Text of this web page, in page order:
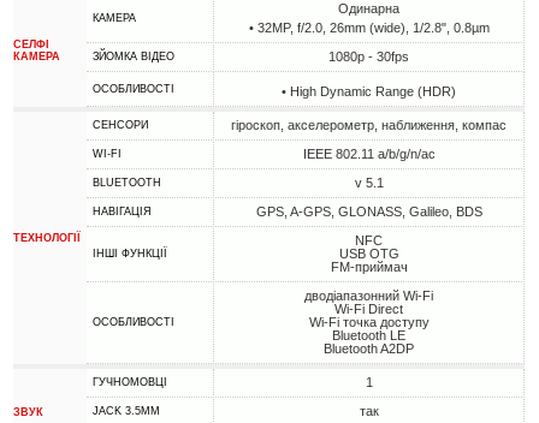
СЕЛФІ
КАМЕРА
КАМЕРА
Одинарна
• 32MP, f/2.0, 26mm (wide), 1/2.8", 0.8µm
ЗЙОМКА ВІДЕО 1080p - 30fps
ОСОБЛИВОСТІ • High Dynamic Range (HDR)
ТЕХНОЛОГІЇ
СЕНСОРИ гіроскоп, акселерометр, наближення, компас
WI-FI IEEE 802.11 a/b/g/n/ac
BLUETOOTH v 5.1
НАВІГАЦІЯ GPS, A-GPS, GLONASS, Galileo, BDS
ІНШІ ФУНКЦІЇ
NFC
USB OTG
FM-приймач
ОСОБЛИВОСТІ
дводіапазонний Wi-Fi
Wi-Fi Direct
Wi-Fi точка доступу
Bluetooth LE
Bluetooth A2DP
ЗВУК
ГУЧНОМОВЦІ 1
JACK 3.5MM так